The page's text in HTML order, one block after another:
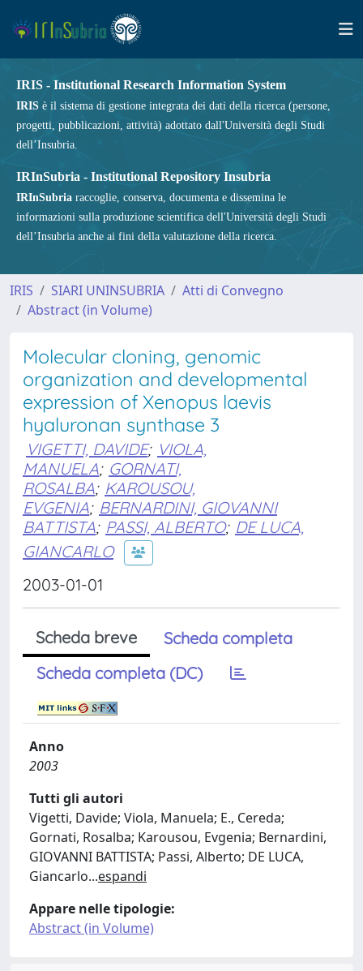
IRIS - Institutional Research Information System
IRIS è il sistema di gestione integrata dei dati della ricerca (persone,
progetti, pubblicazioni, attività) adottato dall'Università degli Studi
dell’Insubria.
IRInSubria - Institutional Repository Insubria
IRInSubria raccoglie, conserva, documenta e dissemina le
informazioni sulla produzione scientifica dell'Università degli Studi
dell’Insubria anche ai fini della valutazione della ricerca.
IRIS SIARI UNINSUBRIA
Atti di Convegno
Abstract (in Volume)
Molecular cloning, genomic
organization and developmental
expression of Xenopus laevis
hyaluronan synthase 3
VIGETTI, DAVIDE; VIOLA,
MANUELA; GORNATI,
ROSALBA; KAROUSOU,
EVGENIA; BERNARDINI, GIOVANNI
BATTISTA; PASSI, ALBERTO; DE LUCA,
GIANCARLO
2003-01-01
Scheda breve
Scheda completa
Scheda completa (DC)
Anno
2003
Tutti gli autori
Vigetti, Davide; Viola, Manuela; E., Cereda;
Gornati, Rosalba; Karousou, Evgenia; Bernardini,
GIOVANNI BATTISTA; Passi, Alberto; DE LUCA,
Giancarlo...espandi
Appare nelle tipologie:
Abstract (in Volume)